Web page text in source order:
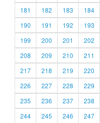
181
182 183 184
190
191 192 193
199
200 201 202
208
209 210 211
217
218 219 220
226
227 228 229
235
236 237 238
244
245 246 247